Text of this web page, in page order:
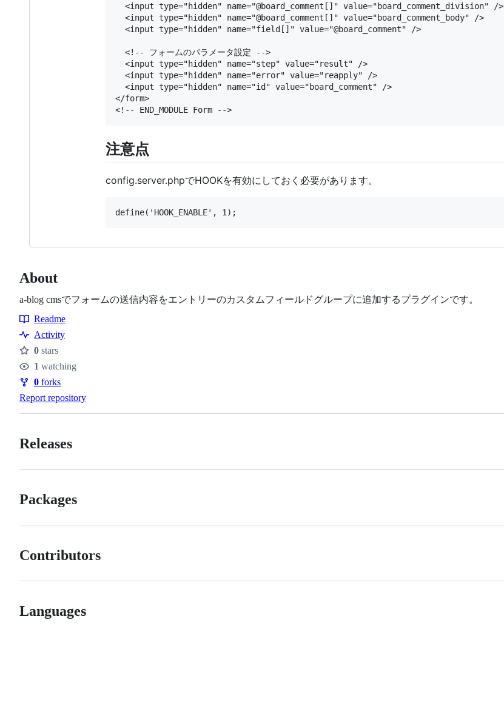
  <input type="hidden" name="@board_comment[]" value="board_comment_division" />
  <input type="hidden" name="@board_comment[]" value="board_comment_body" />
  <input type="hidden" name="field[]" value="@board_comment" />
  <!-- フォームのパラメータ設定 -->
  <input type="hidden" name="step" value="result" />
  <input type="hidden" name="error" value="reapply" />
  <input type="hidden" name="id" value="board_comment" />
</form>
注意点
config.server.phpでHOOKを有効にしておく必要があります。
About
a-blog cmsでフォームの送信内容をエントリーのカスタムフィールドグループに追加するプラグインです。
Resources
Readme
Activity
Stars
0 stars
Watchers
1 watching
Forks
0 forks
Report repository
Releases
Packages
Contributors
Languages